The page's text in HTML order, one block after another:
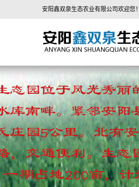
安阳鑫双泉生态农业有限公司欢迎您！